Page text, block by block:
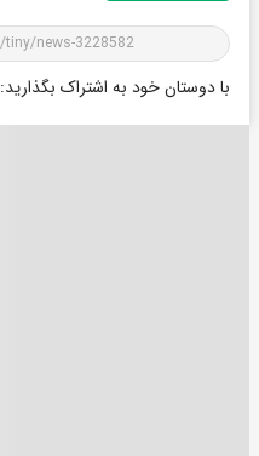
با دوستان خود به اشتراک بگذارید: